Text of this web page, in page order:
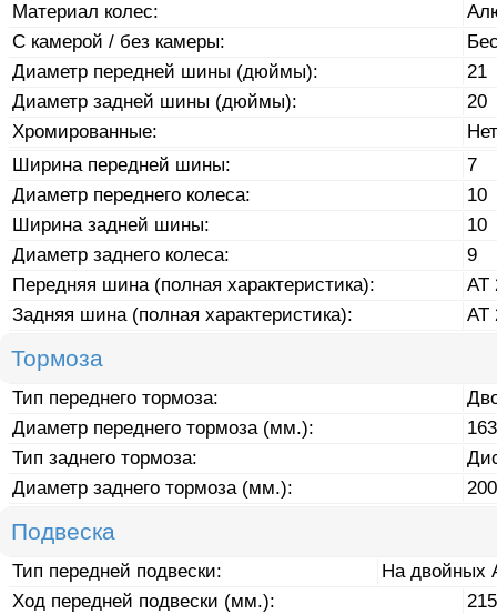
Материал колес:
С камерой / без камеры:
Диаметр передней шины (дюймы):
21
Диаметр задней шины (дюймы):
20
Хромированные:
Нет
Ширина передней шины:
7
Диаметр переднего колеса:
10
Ширина задней шины:
10
Диаметр заднего колеса:
9
Передняя шина (полная характеристика):
AT
Задняя шина (полная характеристика):
AT
Тормоза
Тип переднего тормоза:
Диаметр переднего тормоза (мм.):
163
Тип заднего тормоза:
Диаметр заднего тормоза (мм.):
200
Подвеска
Тип передней подвески:
На двойных
Ход передней подвески (мм.):